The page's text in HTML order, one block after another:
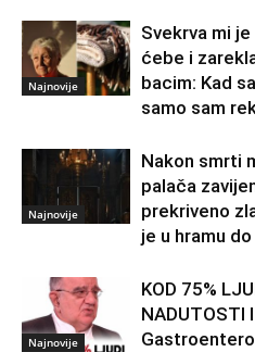
Najnovije
Svekrva mi
ćebe i
bacim: Kad
samo sam
Najnovije
Nakon smrti
palača
prekriveno
je u hramu
Najnovije
KOD 75%
NADUTOSTI